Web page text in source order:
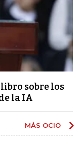
sobre los
la IA
MÁS OCIO